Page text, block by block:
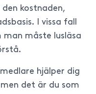
kostnaden,
I vissa fall
måste lusläsa
hjälper dig
det är du som